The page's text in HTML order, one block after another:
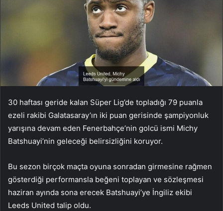
30 haftası geride kalan Süper Lig’de topladığı 79 puanla
ezeli rakibi Galatasaray’ın iki puan gerisinde şampiyonluk
yarışına devam eden Fenerbahçe’nin golcü ismi Michy
Batshuayi’nin geleceği belirsizliğini koruyor.
Bu sezon birçok maçta oyuna sonradan girmesine rağmen
gösterdiği performansla beğeni toplayan ve sözleşmesi
haziran ayında sona erecek Batshuayi’ye İngiliz ekibi
Leeds United talip oldu.